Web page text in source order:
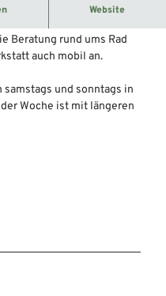
Website
Beratung rund ums Rad
auch mobil an.
samstags und sonntags in
Woche ist mit längeren